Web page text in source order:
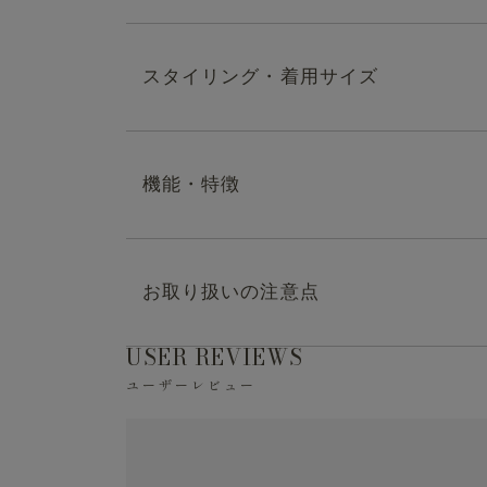
ハリとコシのあるコットン100％素材で仕立
ています。デニムなどのカジュアルパンツは
スタイリング・着用サイズ
機能・特徴
・マシンウォッシャブル（洗濯方法はお取り
お取り扱いの注意点
※液温は40℃を限度とし、洗濯機で非常に弱
※洗濯の際は中性洗剤を使用し、必ずネット
USER REVIEWS
ユーザーレビュー